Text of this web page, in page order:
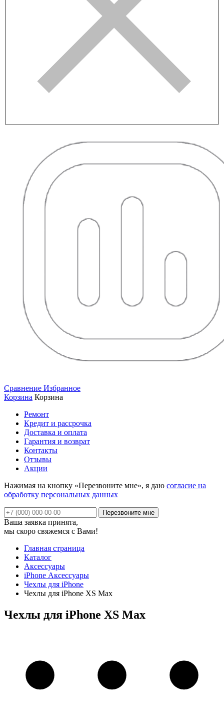
Сравнение Избранное
Корзина Корзина
Ремонт
Кредит и рассрочка
Доставка и оплата
Гарантия и возврат
Контакты
Отзывы
Акции
Нажимая на кнопку «Перезвоните мне», я даю согласие на
обработку персональных данных
Ваша заявка принята,
мы скоро свяжемся с Вами!
Главная страница
Каталог
Аксессуары
iPhone Аксессуары
Чехлы для iPhone
Чехлы для iPhone XS Max
Чехлы для iPhone XS Max